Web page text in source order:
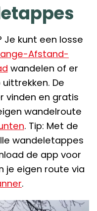
Je kunt een losse
Afstand-
wandelen of er
De
vinden en gratis
wandelroute
. Tip: Met de
wandeletappes
de app voor
je eigen route via
.